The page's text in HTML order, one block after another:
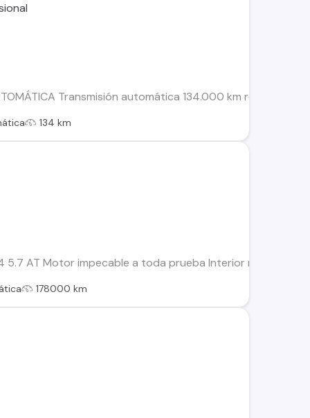
Transmisión automática 134.000 km
134 km
5.7 AT Motor impecable a toda prueba Interior muy buen
178000 km